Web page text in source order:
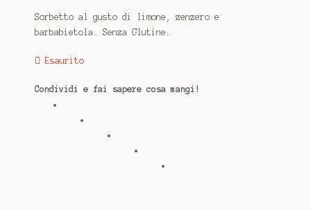
Sorbetto al gusto di limone, zenzero e
barbabietola. Senza Glutine.
Esaurito
Condividi e fai sapere cosa mangi!